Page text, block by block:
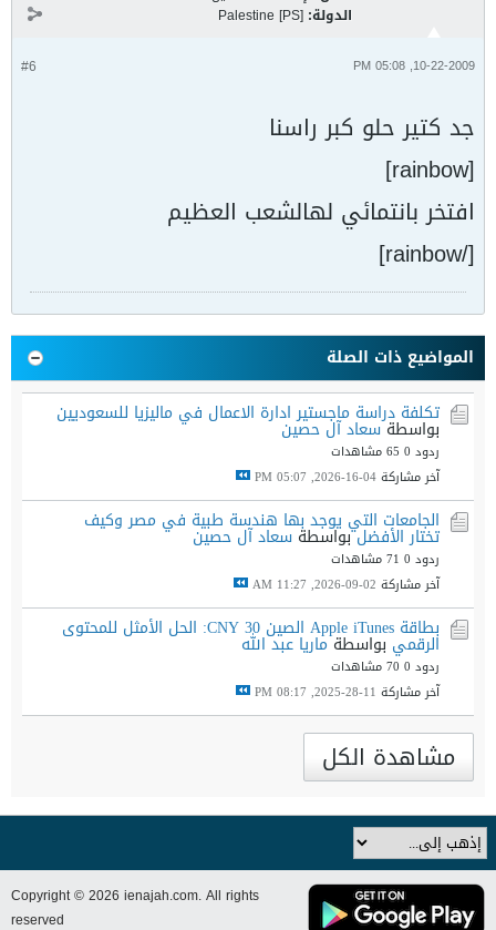
الدولة: Palestine [PS]
#6 10-22-2009, 05:08 PM
جد كتير حلو كبر راسنا
[rainbow]
افتخر بانتمائي لهالشعب العظيم
[/rainbow]
المواضيع ذات الصلة
تكلفة دراسة ماجستير ادارة الاعمال في ماليزيا للسعوديين
بواسطةسعاد آل حصين
ردود 0
65 مشاهدات
آخر مشاركة04-16-2026, 05:07 PM
الجامعات التي يوجد بها هندسة طبية في مصر وكيف
تختار الأفضلبواسطة سعاد آل حصين
ردود 0
71 مشاهدات
آخر مشاركة 02-09-2026, 11:27 AM
بطاقة Apple iTunes الصين 30 CNY: الحل الأمثل للمحتوى
الرقمي بواسطةماريا عبد الله
ردود 0
70 مشاهدات
آخر مشاركة 11-28-2025, 08:17 PM
مشاهدة الكل
Copyright © 2026 ienajah.com. All rights
reserved